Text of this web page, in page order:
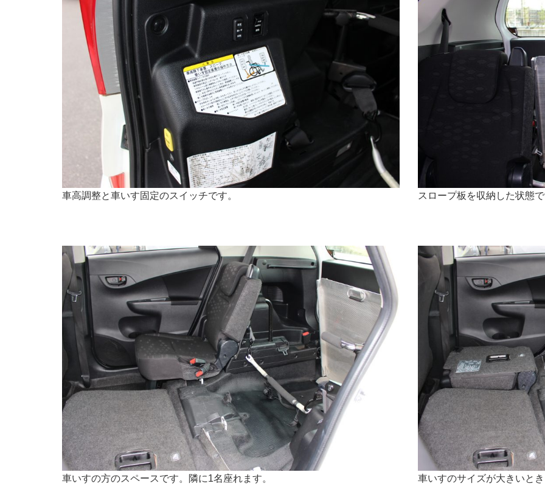
車高調整と車いす固定のスイッチです。 スロープ板を収納した状態
車いすの方のスペースです。隣に1名座れます。
車いすのサイズが大きいと